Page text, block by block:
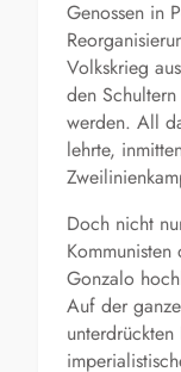
Genossen in
Volkskrieg
den
werden. All
lehrte,
Doch nicht
Gonzalo
Auf der